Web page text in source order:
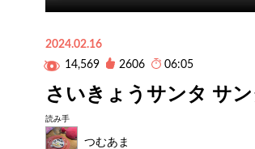
2024.02.16
14,569
2606 06:05
さいきょうサンタ サ
読み手
つむあま